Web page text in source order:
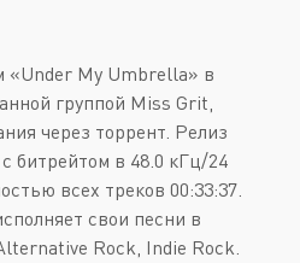
«Under My Umbrella» в
группой Miss Grit,
через торрент. Релиз
битрейтом в 48.0 кГц/24
всех треков 00:33:37.
свои песни в
Rock, Indie Rock.